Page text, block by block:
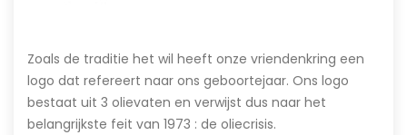
Zoals de traditie het wil heeft onze vriendenkring een
logo dat refereert naar ons geboortejaar. Ons logo
bestaat uit 3 olievaten en verwijst dus naar het
belangrijkste feit van 1973 : de oliecrisis.